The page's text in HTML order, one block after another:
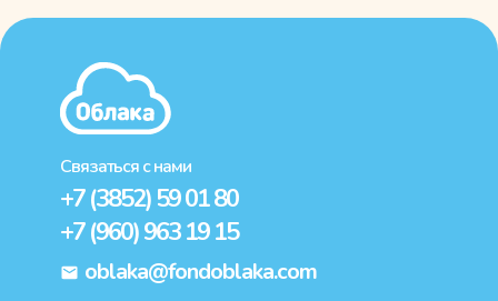
oblaka@fondoblaka.com
+7 (960) 963 19 15
+7 (3852) 59 01 80
Связаться с нами